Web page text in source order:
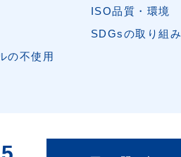
の不使用
ISO品質・環境
SDGsの取り組み